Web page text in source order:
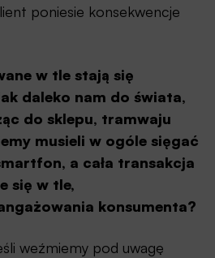
poniesie konsekwencje
w tle stają się
daleko nam do świata,
do sklepu, tramwaju
musieli w ogóle sięgać
a cała transakcja
się w tle,
konsumenta?
weźmiemy pod uwagę